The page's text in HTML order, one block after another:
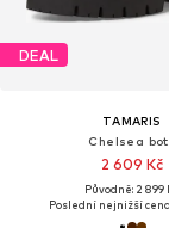
DEAL
TAMARIS
Chelsea
2 609 Kč
Původně: 2 899
Poslední nejnižší